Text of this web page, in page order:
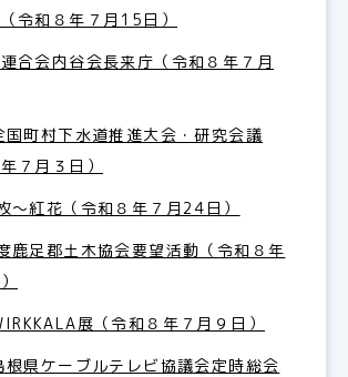
令和８年７月15日）
合会内谷会長来庁（令和８年７月
町村下水道推進大会・研究会議
７月３日）
～紅花（令和８年７月24日）
鹿足郡土木協会要望活動（令和８年
展（令和８年７月９日）
県ケーブルテレビ協議会定時総会